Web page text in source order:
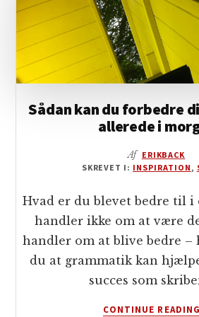
Sådan kan du forbedre
allerede i
Af ERIKBACK
SKREVET I: INSPIRATION,
Hvad er du blevet bedre til i
handler ikke om at være
handler om at blive bedre –
du at grammatik kan
succes som
CONTINUE READING